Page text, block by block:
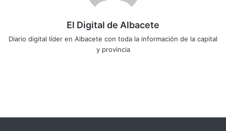
El Digital de Albacete
Diario digital líder en Albacete con toda la información de la capital
y provincia